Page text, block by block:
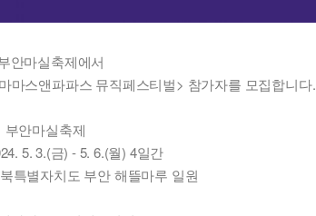
안마실축제에서
마스앤파파스 뮤직페스티벌> 참가자를 모집합니다.
부안마실축제
5. 3.(금) - 5. 6.(월) 4일간
특별자치도 부안 해뜰마루 일원